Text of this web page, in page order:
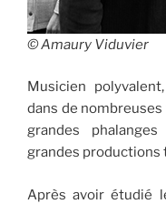
© Amaury Viduvier
Musicien
dans de
grandes
grandes productions
Après avoir étudié